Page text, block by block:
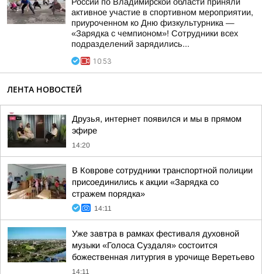
активное участие в спортивном мероприятии,
приуроченном ко Дню физкультурника —
«Зарядка с чемпионом»! Сотрудники всех
подразделений зарядились...
10:53
ЛЕНТА НОВОСТЕЙ
Друзья, интернет появился и мы в прямом
эфире
14:20
В Коврове сотрудники транспортной полиции
присоединились к акции «Зарядка со
стражем порядка»
14:11
Уже завтра в рамках фестиваля духовной
музыки «Голоса Суздаля» состоится
божественная литургия в урочище Веретьево
14:11